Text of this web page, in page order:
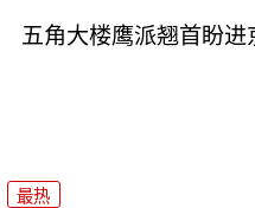
五角大楼鹰派翘首盼
最热